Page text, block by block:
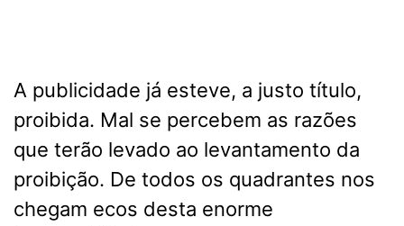
A publicidade já esteve, a justo título,
proibida. Mal se percebem as razões
que terão levado ao levantamento da
proibição. De todos os quadrantes nos
chegam ecos desta enorme